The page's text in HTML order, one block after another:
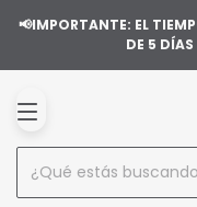
📢IMPORTANTE: EL
DE 5